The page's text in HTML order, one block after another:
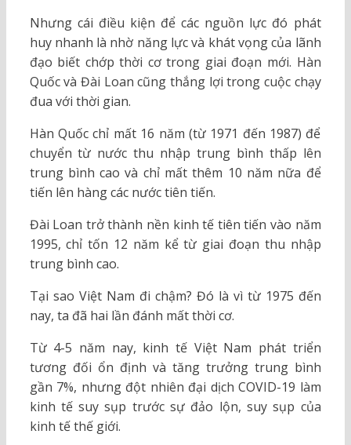
Nhưng cái điều kiện để các nguồn lực đó phát
huy nhanh là nhờ năng lực và khát vọng của lãnh
đạo biết chớp thời cơ trong giai đoạn mới. Hàn
Quốc và Đài Loan cũng thắng lợi trong cuộc chạy
đua với thời gian.
Hàn Quốc chỉ mất 16 năm (từ 1971 đến 1987) để
chuyển từ nước thu nhập trung bình thấp lên
trung bình cao và chỉ mất thêm 10 năm nữa để
tiến lên hàng các nước tiên tiến.
Đài Loan trở thành nền kinh tế tiên tiến vào năm
1995, chỉ tốn 12 năm kể từ giai đoạn thu nhập
trung bình cao.
Tại sao Việt Nam đi chậm? Đó là vì từ 1975 đến
nay, ta đã hai lần đánh mất thời cơ.
Từ 4-5 năm nay, kinh tế Việt Nam phát triển
tương đối ổn định và tăng trưởng trung bình
gần 7%, nhưng đột nhiên đại dịch COVID-19 làm
kinh tế suy sụp trước sự đảo lộn, suy sụp của
kinh tế thế giới.